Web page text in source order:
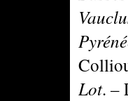
Lot. –